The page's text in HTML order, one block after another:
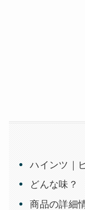
ハインツ｜
どんな味？
商品の詳細